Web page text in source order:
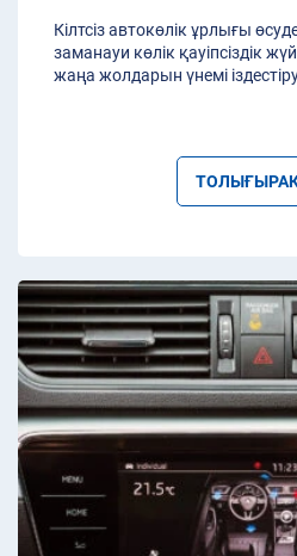
Кілтсіз автокөлік ұрлығы
заманауи көлік қауіпсіздік
жаңа жолдарын үнемі